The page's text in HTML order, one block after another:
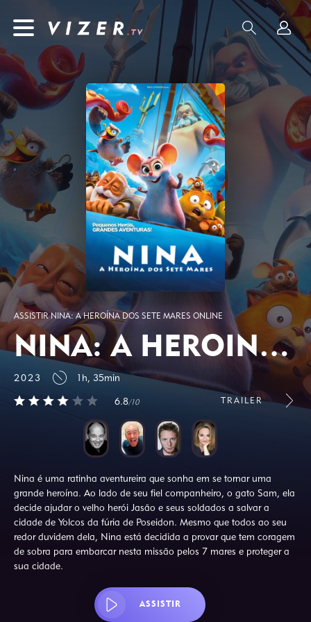
ASSISTIR NINA: A HEROÍNA DOS SETE MARES ONLINE
NINA: A HEROÍNA DOS SETE MARES
2023 1h, 35min
6.8/10 TRAILER
Nina é uma ratinha aventureira que sonha em se tornar uma
grande heroína. Ao lado de seu fiel companheiro, o gato Sam, ela
decide ajudar o velho herói Jasão e seus soldados a salvar a
cidade de Yolcos da fúria de Poseidon. Mesmo que todos ao seu
redor duvidem dela, Nina está decidida a provar que tem coragem
de sobra para embarcar nesta missão pelos 7 mares e proteger a
sua cidade.
ASSISTIR